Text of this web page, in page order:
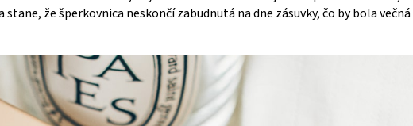
stane, že šperkovnica neskončí zabudnutá na dne zásuvky, čo by bola večná